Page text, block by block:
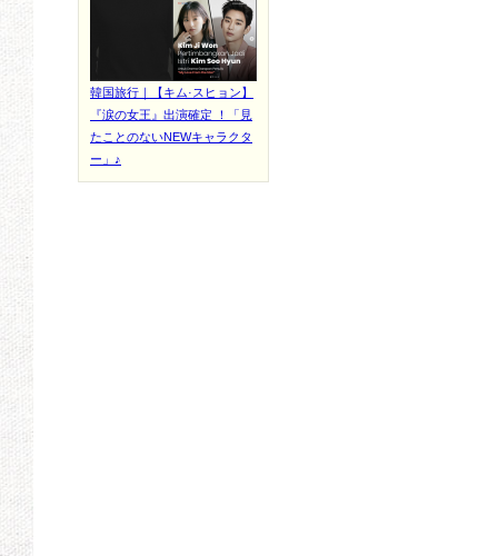
韓国旅行｜【キム·スヒョン】
『涙の女王』出演確定 ！「見
たことのないNEWキャラクタ
ー」♪